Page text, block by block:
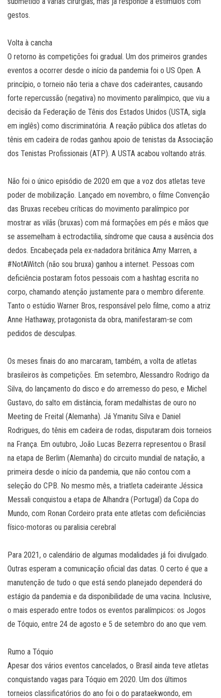
gestos.
Volta à cancha
O retorno às competições foi gradual. Um dos primeiros grandes
eventos a ocorrer desde o início da pandemia foi o US Open. A
princípio, o torneio não teria a chave dos cadeirantes, causando
forte repercussão (negativa) no movimento paralímpico, que viu a
decisão da Federação de Tênis dos Estados Unidos (USTA, sigla
em inglês) como discriminatória. A reação pública dos atletas do
tênis em cadeira de rodas ganhou apoio de tenistas da Associação
dos Tenistas Profissionais (ATP). A USTA acabou voltando atrás.
Não foi o único episódio de 2020 em que a voz dos atletas teve
poder de mobilização. Lançado em novembro, o filme Convenção
das Bruxas recebeu críticas do movimento paralímpico por
mostrar as vilãs (bruxas) com má formações em pés e mãos que
se assemelham à ectrodactilia, síndrome que causa a ausência dos
dedos. Encabeçada pela ex-nadadora britânica Amy Marren, a
#NotAWitch (não sou bruxa) ganhou a internet. Pessoas com
deficiência postaram fotos pessoais com a hashtag escrita no
corpo, chamando atenção justamente para o membro diferente.
Tanto o estúdio Warner Bros, responsável pelo filme, como a atriz
Anne Hathaway, protagonista da obra, manifestaram-se com
pedidos de desculpas.
Os meses finais do ano marcaram, também, a volta de atletas
brasileiros às competições. Em setembro, Alessandro Rodrigo da
Silva, do lançamento do disco e do arremesso do peso, e Michel
Gustavo, do salto em distância, foram medalhistas de ouro no
Meeting de Freital (Alemanha). Já Ymanitu Silva e Daniel
Rodrigues, do tênis em cadeira de rodas, disputaram dois torneios
na França. Em outubro, João Lucas Bezerra representou o Brasil
na etapa de Berlim (Alemanha) do circuito mundial de natação, a
primeira desde o início da pandemia, que não contou com a
seleção do CPB. No mesmo mês, a triatleta cadeirante Jéssica
Messali conquistou a etapa de Alhandra (Portugal) da Copa do
Mundo, com Ronan Cordeiro prata ente atletas com deficiências
físico-motoras ou paralisia cerebral
Para 2021, o calendário de algumas modalidades já foi divulgado.
Outras esperam a comunicação oficial das datas. O certo é que a
manutenção de tudo o que está sendo planejado dependerá do
estágio da pandemia e da disponibilidade de uma vacina. Inclusive,
o mais esperado entre todos os eventos paralímpicos: os Jogos
de Tóquio, entre 24 de agosto e 5 de setembro do ano que vem.
Rumo a Tóquio
Apesar dos vários eventos cancelados, o Brasil ainda teve atletas
conquistando vagas para Tóquio em 2020. Um dos últimos
torneios classificatórios do ano foi o do parataekwondo, em